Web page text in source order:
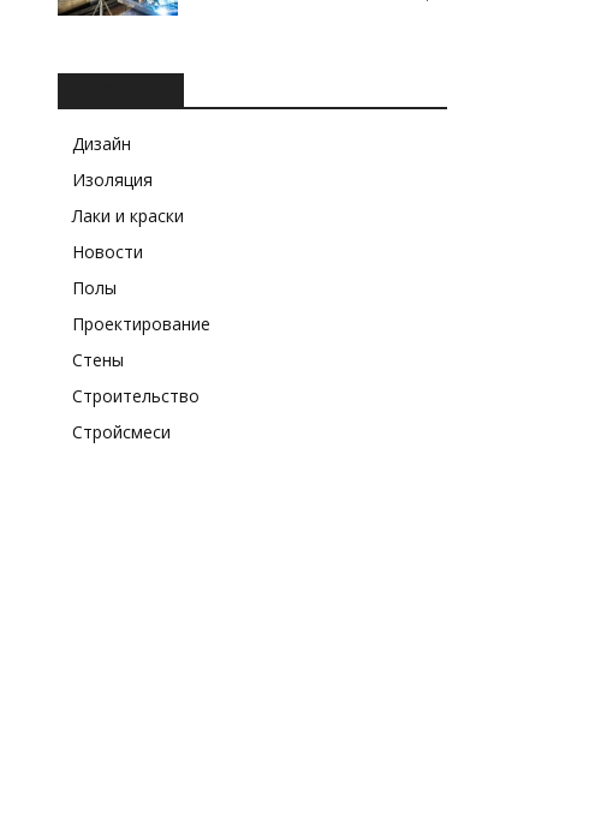
Дизайн
Изоляция
Лаки и краски
Новости
Полы
Проектирование
Стены
Строительство
Стройсмеси